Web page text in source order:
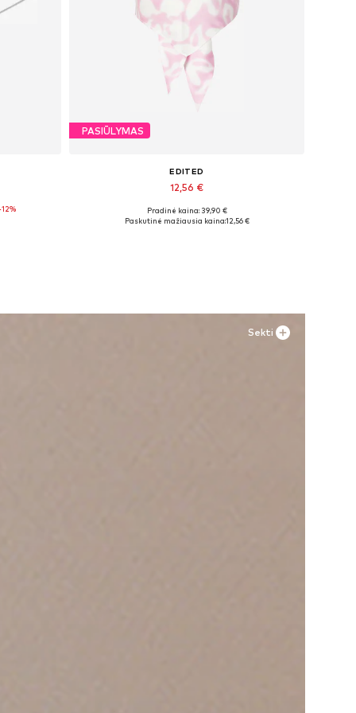
PASIŪLYMAS
EDITED
12,56 €
Galimi dydžiai: XS, M
Pradinė kaina: 39,90 €
Paskutinė mažiausia kaina:12,56 €
Sekti